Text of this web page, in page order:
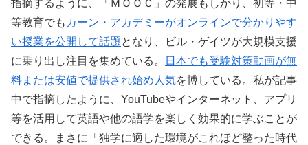
指摘するように、「ＭＯＯＣ」の発展もしかり、初等・中
等教育でも カーン・アカデミーがオンラインで分かりやす
い授業を公開して話題 となり、ビル・ゲイツが大規模支援
に乗り出し注目を集めている。
日本でも受験対策動画が無
料または安値で提供され始め人気を博している。私が記事
中で指摘したように、YouTubeやインターネット、アプリ
等を活用して英語や他の語学を楽しく効果的に学ぶことが
できる。まさに「独学に適した環境がこれほど整った時代